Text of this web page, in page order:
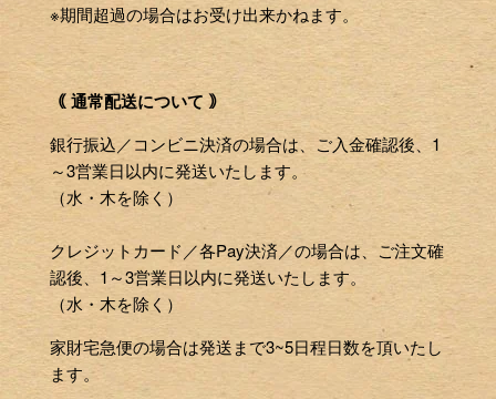
※期間超過の場合はお受け出来かねます。
｟ 通常配送について ｠
銀行振込／コンビニ決済の場合は、ご入金確認後、1
～3営業日以内に発送いたします。
（水・木を除く）
クレジットカード／各Pay決済／の場合は、ご注文確
認後、1～3営業日以内に発送いたします。
（水・木を除く）
家財宅急便の場合は発送まで3~5日程日数を頂いたし
ます。